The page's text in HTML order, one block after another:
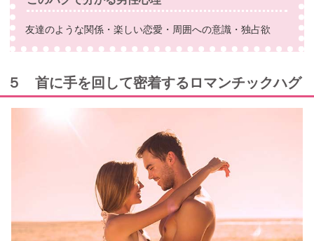
友達のような関係・楽しい恋愛・周囲への意識・独占欲
５ 首に手を回して密着するロマンチックハグ